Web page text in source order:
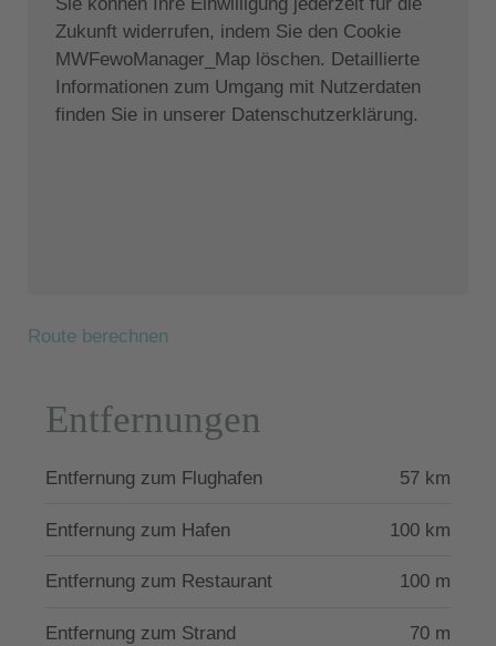
Der sehenswerte hübsche Ort Assos liegt nur ca. 16
km entfernt, der sicher auch einen Besuch wert ist.
Die Villa besitzt die Lizenz der griechischen
Zukunft widerrufen, indem Sie den Cookie
MWFewoManager_Map löschen. Detaillierte
Informationen zum Umgang mit Nutzerdaten
finden Sie in unserer Datenschutzerklärung.
Route berechnen
Entfernungen
Entfernung zum Flughafen 57 km
Entfernung zum Hafen 100 km
Entfernung zum Restaurant 100 m
Entfernung zum Strand 70 m